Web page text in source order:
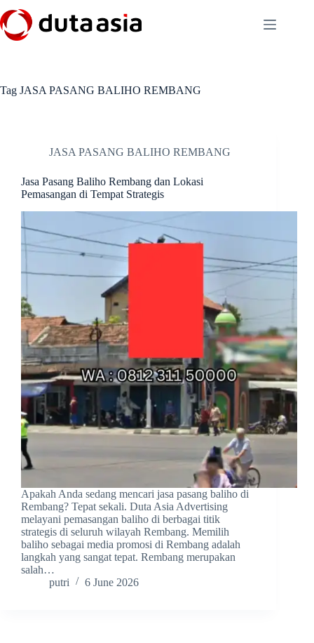
to
content
Tag JASA PASANG BALIHO REMBANG
JASA PASANG BALIHO REMBANG
Jasa Pasang Baliho Rembang dan Lokasi
Pemasangan di Tempat Strategis
Apakah Anda sedang mencari jasa pasang baliho di
Rembang? Tepat sekali. Duta Asia Advertising
melayani pemasangan baliho di berbagai titik
strategis di seluruh wilayah Rembang. Memilih
baliho sebagai media promosi di Rembang adalah
langkah yang sangat tepat. Rembang merupakan
salah…
putri
6 June 2026